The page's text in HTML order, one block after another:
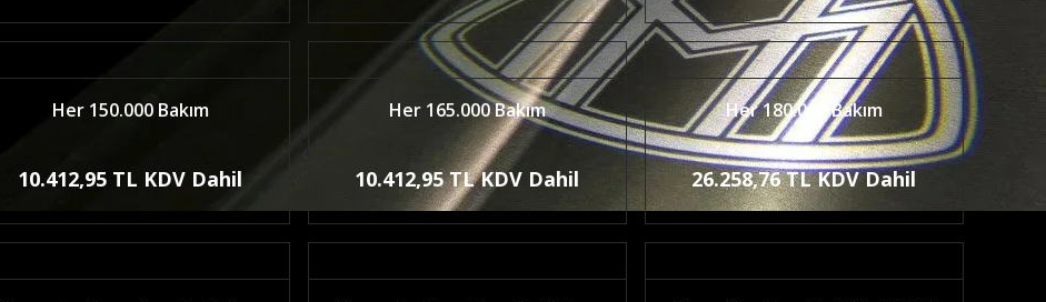
Her 150.000 Bakım
10.412,95 TL KDV Dahil
Her 165.000 Bakım
10.412,95 TL KDV Dahil
Her 180.000 Bakım
26.258,76 TL KDV Dahil